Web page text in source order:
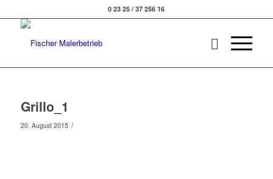
0 23 25 / 37 256 16
Grillo_1
20. August 2015 /